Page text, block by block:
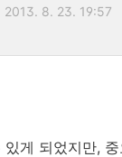
2013. 8. 23. 19:57
게 되었지만,